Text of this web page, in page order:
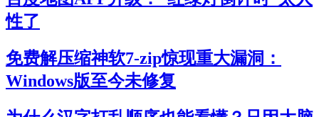
性了
免费解压缩神软7-zip惊现重大漏洞：
Windows版至今未修复